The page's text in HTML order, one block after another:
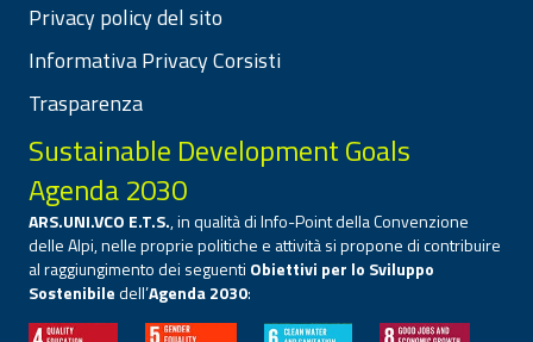
Privacy policy del sito
Informativa Privacy Corsisti
Trasparenza
Sustainable Development Goals
Agenda 2030
ARS.UNI.VCO E.T.S., in qualità di Info-Point della Convenzione
delle Alpi, nelle proprie politiche e attività si propone di contribuire
al raggiungimento dei seguenti Obiettivi per lo Sviluppo
Sostenibiledell’Agenda 2030: